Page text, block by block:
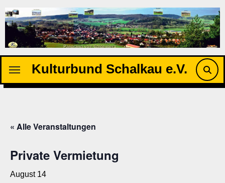
Inhalten
springen
Kulturbund Schalkau e.V.
« Alle Veranstaltungen
Private Vermietung
August 14